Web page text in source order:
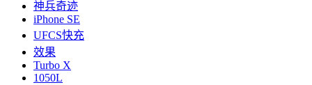
神兵奇迹
iPhone SE
UFCS快充
效果
Turbo X
1050L